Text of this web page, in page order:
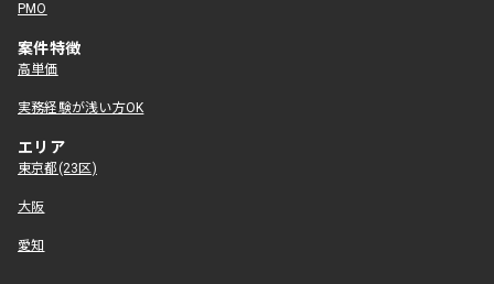
PMO
案件特徴
高単価
実務経験が浅い方OK
エリア
東京都(23区)
大阪
愛知